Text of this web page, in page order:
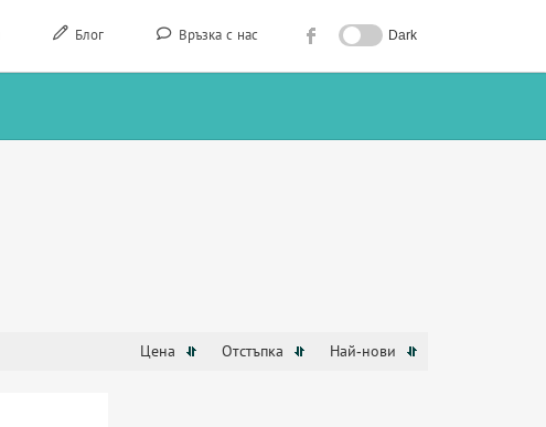
Блог Връзка с нас Dark
Цена Отстъпка Най-нови